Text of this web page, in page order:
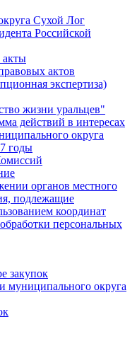
Сухой Лог
Российской
актов
экспертиза)
жизни уральцев"
действий в интересах
округа
годы
органов местного
подлежащие
координат
персональных
закупок
муниципального округа